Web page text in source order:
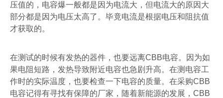
压值的，电容爆一般都是因为电流大，但电流大的原因大
部分都是因为电压太高了。毕竟电流是根据电压和阻抗值
才获取的。
在测试的时候有发热的器件，也要远离CBB电容。因为如
果电阻短路，发热导致附近电容也急剧升高。在测电容工
作时的实际温度，也要检查一下电容的质量。在采购CBB
电容记得有寻找有保障的厂家，随着新能源的发展， CBB